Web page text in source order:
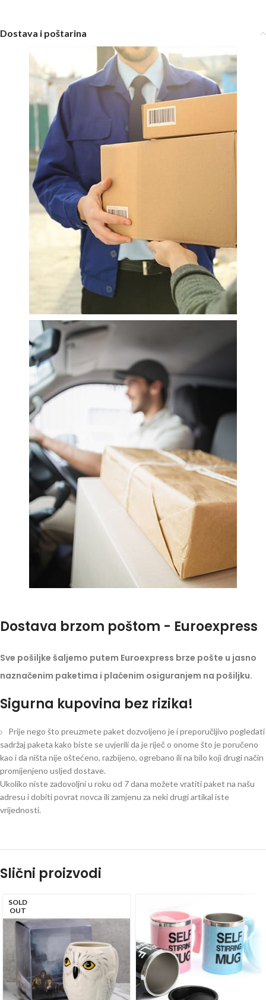
Dostava i poštarina
Dostava brzom poštom - Euroexpress
Sve pošiljke šaljemo putem Euroexpress brze pošte u jasno
naznačenim paketima i plaćenim osiguranjem na pošiljku.
Sigurna kupovina bez rizika!
Prije nego što preuzmete paket dozvoljeno je i preporučljivo pogledati
sadržaj paketa kako biste se uvjerili da je riječ o onome što je poručeno
kao i da ništa nije oštećeno, razbijeno, ogrebano ili na bilo koji drugi način
promijenjeno usljed dostave.
Ukoliko niste zadovoljni u roku od 7 dana možete vratiti paket na našu
adresu i dobiti povrat novca ili zamjenu za neki drugi artikal iste
vrijednosti.
Slični proizvodi
SOLD
OUT